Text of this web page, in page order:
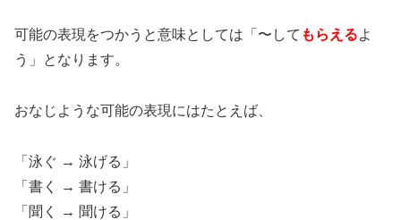
可能の表現をつかうと意味としては「〜して もらえるよ
う」となります。
おなじような可能の表現にはたとえば、
「泳ぐ → 泳げる」
「書く → 書ける」
「聞く → 聞ける」